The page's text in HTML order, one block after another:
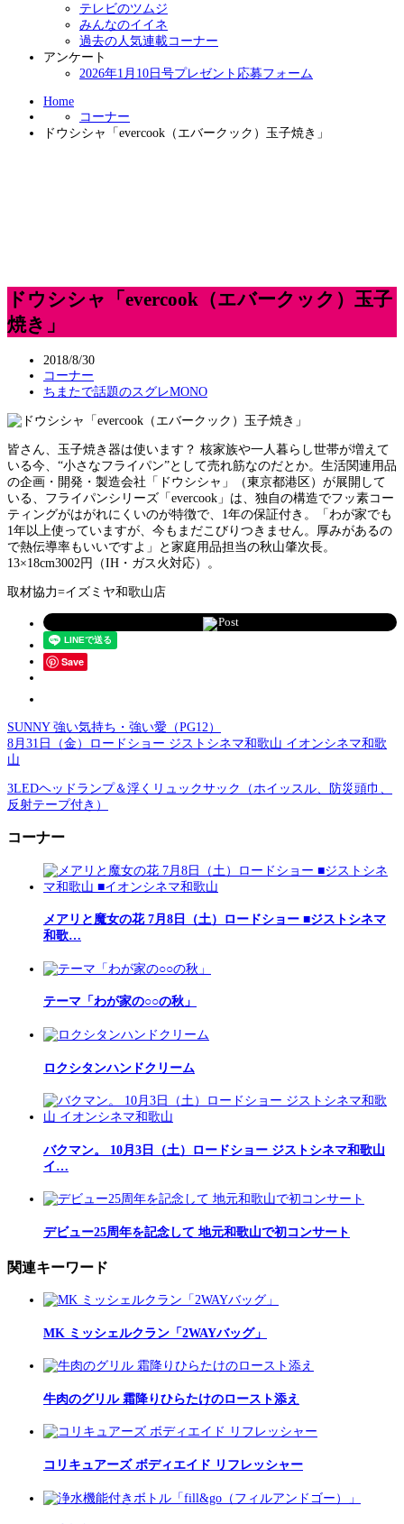
テレビのツムジ
みんなのイイネ
過去の人気連載コーナー
アンケート
2026年1月10日号プレゼント応募フォーム
Home
コーナー
ドウシシャ「evercook（エバークック）玉子焼き」
ドウシシャ「evercook（エバークック）玉子
焼き」
2018/8/30
コーナー
ちまたで話題のスグレMONO
皆さん、玉子焼き器は使います？ 核家族や一人暮らし世帯が増えて
いる今、“小さなフライパン”として売れ筋なのだとか。生活関連用品
の企画・開発・製造会社「ドウシシャ」（東京都港区）が展開して
いる、フライパンシリーズ「evercook」は、独自の構造でフッ素コー
ティングがはがれにくいのが特徴で、1年の保証付き。「わが家でも
1年以上使っていますが、今もまだこびりつきません。厚みがあるの
で熱伝導率もいいですよ」と家庭用品担当の秋山肇次長。
13×18cm3002円（IH・ガス火対応）。
取材協力=イズミヤ和歌山店
Post
Save
SUNNY 強い気持ち・強い愛（PG12）
8月31日（金）ロードショー ジストシネマ和歌山 イオンシネマ和歌
山
3LEDヘッドランプ＆浮くリュックサック（ホイッスル、防災頭巾、
反射テープ付き）
コーナー
メアリと魔女の花 7月8日（土）ロードショー ■ジストシネマ
和歌…
テーマ「わが家の○○の秋」
ロクシタンハンドクリーム
バクマン。 10月3日（土）ロードショー ジストシネマ和歌山
イ…
デビュー25周年を記念して 地元和歌山で初コンサート
関連キーワード
MK ミッシェルクラン「2WAYバッグ」
牛肉のグリル 霜降りひらたけのロースト添え
コリキュアーズ ボディエイド リフレッシャー